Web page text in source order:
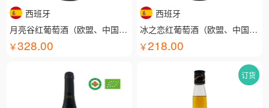
西班牙
月亮谷红葡萄酒（欧盟、中国有机认证）
328.00
西班牙
冰之恋红葡萄酒（欧盟、中国有机认证）
218.00
订货